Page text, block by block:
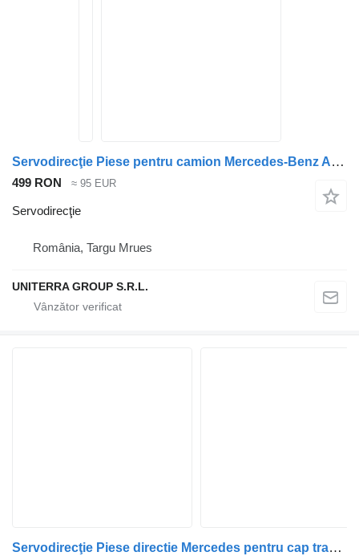
Servodirecţie Piese pentru camion Mercedes-Benz Actros
499 RON ≈ 95 EUR
Servodirecţie
România, Targu Mrues
UNITERRA GROUP S.R.L.
Servodirecţie Piese directie Mercedes pentru cap tractor Mercedes-Benz Actros, Arocs